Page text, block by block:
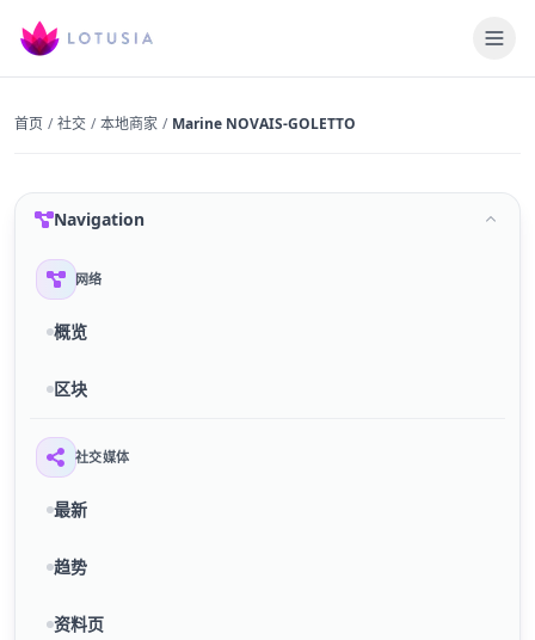
首页 / 社交 / 本地商家 / Marine NOVAIS-GOLETTO
Navigation
网络
概览
区块
社交媒体
最新
趋势
资料页